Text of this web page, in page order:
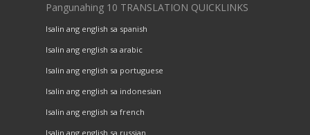
Pangunahing 10 TRANSLATION QUICKLINKS
Isalin ang english sa spanish
Isalin ang english sa arabic
Isalin ang english sa portuguese
Isalin ang english sa indonesian
Isalin ang english sa french
Isalin ang english sa russian